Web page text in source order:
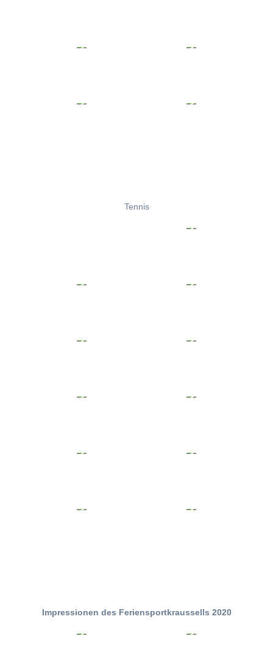
Tennis
Impressionen des Feriensportkraussells 2020